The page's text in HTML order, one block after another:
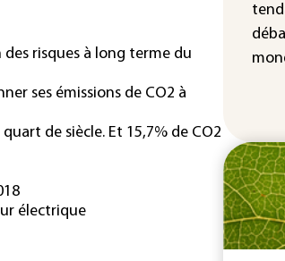
risques à long terme du
ses émissions de CO2 à
de siècle. Et 15,7% de CO2
électrique